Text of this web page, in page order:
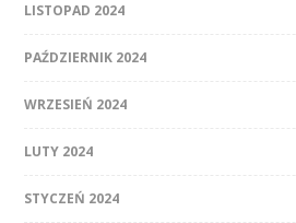
LISTOPAD 2024
PAŹDZIERNIK 2024
WRZESIEŃ 2024
LUTY 2024
STYCZEŃ 2024